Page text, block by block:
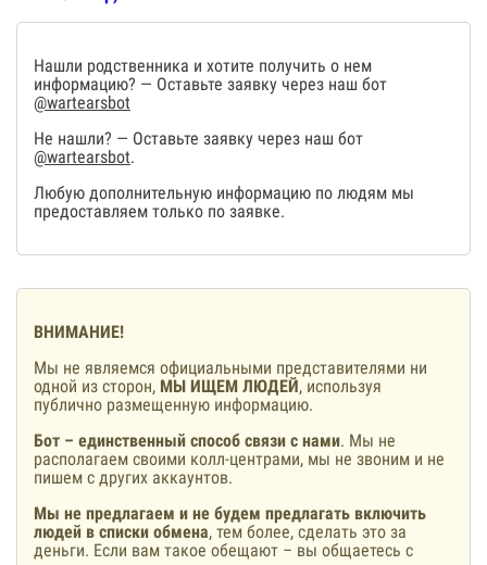
Нашли родственника и хотите получить о нем
информацию? — Оставьте заявку через наш бот
@wartearsbot
Не нашли? — Оставьте заявку через наш бот
@wartearsbot.
Любую дополнительную информацию по людям мы
предоставляем только по заявке.
ВНИМАНИЕ!
Мы не являемся официальными представителями ни
одной из сторон, МЫ ИЩЕМ ЛЮДЕЙ, используя
публично размещенную информацию.
Бот – единственный способ связи с нами. Мы не
располагаем своими колл-центрами, мы не звоним и не
пишем с других аккаунтов.
Мы не предлагаем и не будем предлагать включить
людей в списки обмена, тем более, сделать это за
деньги. Если вам такое обещают – вы общаетесь с